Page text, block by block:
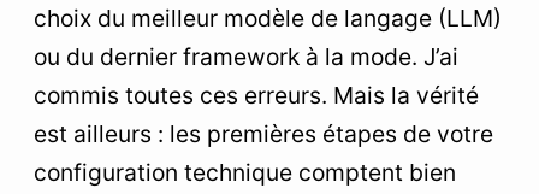
réseau
3. Tmux : la persistance de vos sessions
4. Un dépôt Git privé : la couche de mémoire
5. L’automatisation par scripts dès le premier
jour
choix du meilleur modèle de langage (LLM)
ou du dernier framework à la mode. J’ai
commis toutes ces erreurs. Mais la vérité
est ailleurs : les premières étapes de votre
configuration technique comptent bien